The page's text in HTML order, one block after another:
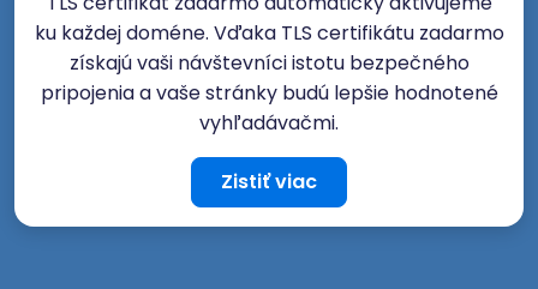
ku každej doméne. Vďaka TLS certifikátu zadarmo
získajú vaši návštevníci istotu bezpečného
pripojenia a vaše stránky budú lepšie hodnotené
vyhľadávačmi.
Zistiť viac